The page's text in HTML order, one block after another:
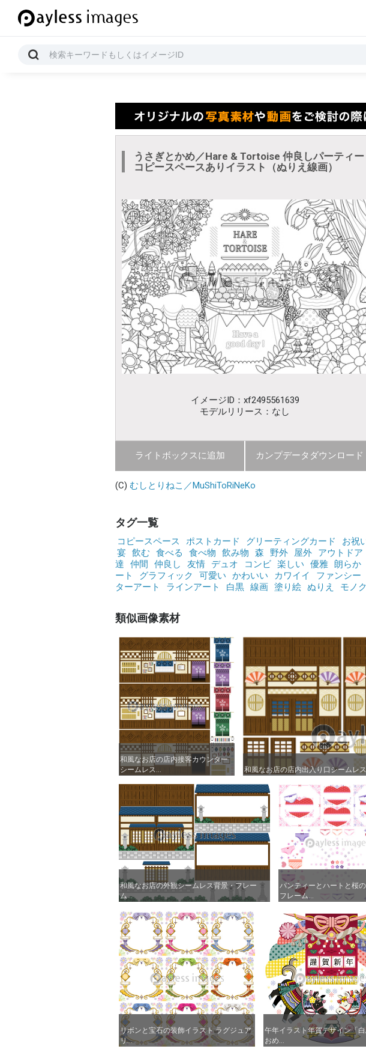
うさぎとかめ／Hare & Tortoise 仲良しパーティー
コピースペースありイラスト（ぬりえ線画）
イメージID：xf2495561639
モデルリリース：なし
ライトボックスに追加 カンプデータダウンロード
(C) むしとりねこ／MuShiToRiNeKo
タグ一覧
コピースペース ポストカード グリーティングカード お祝
宴
飲む 食べる 食べ物 飲み物 森 野外 屋外 アウトドア
達
仲間 仲良し 友情 デュオ コンビ 楽しい 優雅 朗らか
ート
グラフィック 可愛い かわいい カワイイ ファンシー
ターアート
ラインアート 白黒 線画 塗り絵 ぬりえ モノ
類似画像素材
和風なお店の店内接客カウンター
シームレス...
和風なお店の店内接客カウンター
シームレス...
和風なお店の店内出入り口シームレス
和風なお店の店内出入り口シームレス
和風なお店の外観シームレス背景・フレー
ム...
和風なお店の外観シームレス背景・フレー
ム...
パンティーとハートと桜
フレーム...
パンティーとハートと桜
フレーム...
リボンと宝石の装飾イラスト ラグジュア
リ...
リボンと宝石の装飾イラスト ラグジュア
リ...
午年イラスト年賀デザイン「
おめ...
午年イラスト年賀デザイン「
おめ...